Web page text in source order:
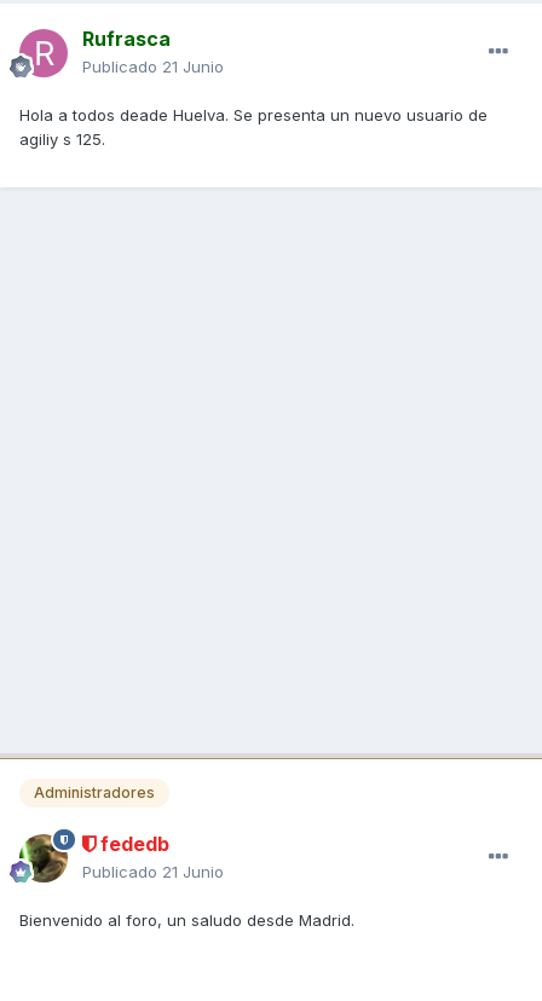
Rufrasca
Publicado 21 Junio
Hola a todos deade Huelva. Se presenta un nuevo usuario de
agiliy s 125.
Administradores
fededb
Publicado 21 Junio
Bienvenido al foro, un saludo desde Madrid.